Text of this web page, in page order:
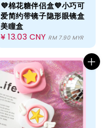
💜棉花糖伴侣盒💜小巧可
爱简约带镜子隐形眼镜盒
美瞳盒
Regular
price
¥ 13.03 CNY RM 7.90 MYR